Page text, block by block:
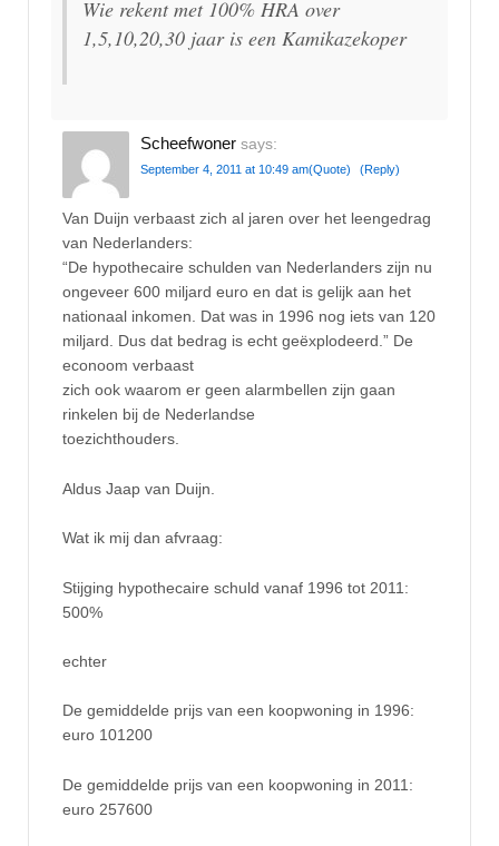
Wie rekent met 100% HRA over
1,5,10,20,30 jaar is een Kamikazekoper
Scheefwoner says:
September 4, 2011 at 10:49 am(Quote) (Reply)
Van Duijn verbaast zich al jaren over het leengedrag
van Nederlanders:
“De hypothecaire schulden van Nederlanders zijn nu
ongeveer 600 miljard euro en dat is gelijk aan het
nationaal inkomen. Dat was in 1996 nog iets van 120
miljard. Dus dat bedrag is echt geëxplodeerd.” De
econoom verbaast
zich ook waarom er geen alarmbellen zijn gaan
rinkelen bij de Nederlandse
toezichthouders.
Aldus Jaap van Duijn.
Wat ik mij dan afvraag:
Stijging hypothecaire schuld vanaf 1996 tot 2011:
500%
echter
De gemiddelde prijs van een koopwoning in 1996:
euro 101200
De gemiddelde prijs van een koopwoning in 2011:
euro 257600